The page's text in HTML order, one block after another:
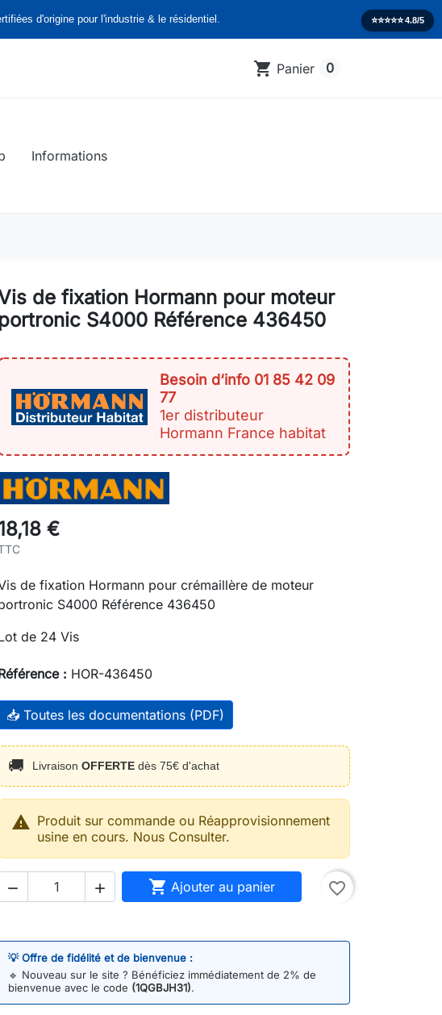
d'origine pour l'industrie & le résidentiel. ⭐️⭐️⭐️⭐️⭐️4.8/5
shopping_cart Panier 0
Informations
de fixation Hormann pour moteur
S4000 Référence 436450
Besoin d‘info 01 85 42 09
77
1er distributeur
Hormann France habitat
€
de fixation Hormann pour crémaillère de moteur
S4000 Référence 436450
de 24 Vis
: HOR-436450
📥 Toutes les documentations (PDF)
🚚 Livraison OFFERTE dès 75€ d'achat
 Produit sur commande ou Réapprovisionnement
usine en cours. Nous Consulter.
   Ajouter au panier favorite_border
💡 Offre de fidélité et de bienvenue :
🔹 Nouveau sur le site ? Bénéficiez immédiatement de 2% de
bienvenue avec le code (1QGBJH31).